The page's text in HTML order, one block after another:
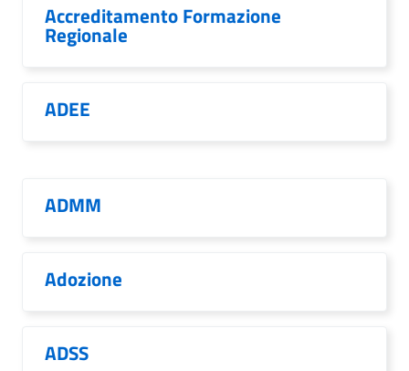
Accreditamento Formazione
Regionale
ADEE
ADMM
Adozione
ADSS